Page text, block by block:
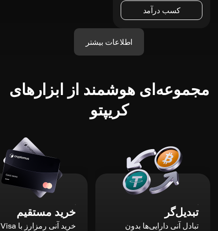
کسب درآمد
اطلاعات بیشتر
مجموعه‌ای هوشمند از ابزارهای
کریپتو
تبدیل‌گر
تبادل آنی دارایی‌ها بدون
خرید مستقیم